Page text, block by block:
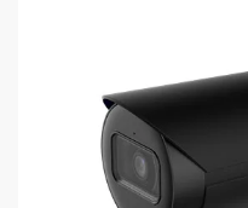
Alarm
samenstellen